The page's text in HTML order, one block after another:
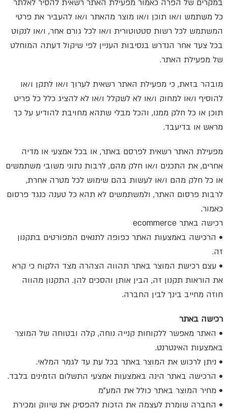
במקרים של הפרה כאמור מפעילת האתר רשאית להסיר לאלתר
כל משתמש ו/או תוכן ו/או מוצר מהאתר ו/או להעביר את פרטי
המשתמש לכל רשות סטטוטורית ו/או לכל גורם אחר, ו/או לנקוט
בכל צעד אחר הנדרש בנסיבות העניין לפי שיקול דעתה המוחלט
של מפעילת האתר.
מובהר בזאת, כי מפעילת האתר רשאית לערוך ו/או לתקן ו/או
להוסיף ו/או למחוק ו/או לא לשקלל ו/או לא להציג כלל כל פריט
תוכן או כל חלק ממנו, והכל מבלי שתהא מחויבת להודיע על כך
מראש או בדיעבד.
מפעילת האתר רשאית לפרסם באתר, או בכל אמצעי או מדיה
אחרים, את התכנים ו/או חלק מהם, לרבות נתוני משובי משתמשים
או כל חלק מהם ו/או לעשות בהם שימוש לכל מטרה אחרת,
לרבות פרסום האתר, ולמשתמשים לא תהא כל טענה כנגד פרסום
כאמור.
רכישה באתר ecommerce
• הרכישה באמצעות האתר כפופה לתנאים המפורטים בתקנון
זה.
• עצם רכישת המוצר באתר תהווה הצהרה מצד הלקוח כי קרא
את הוראות תקנון זה, הבין אותן והסכים להן. התקנון מהווה
חוזה מחייב בינך לבין החברה.
רכישה באתר
• האתר מאפשר ללקוחות קנייה נוחה, קלה ובטוחה של המוצר
באמצעות האינטרנט.
• ניתן לרכוש את המוצר באתר בכל עת עד לגמר המלאי.
• הרכישה באתר הינה באמצעות אמצעי התשלום הזמינים בלבד.
• מחיר המוצר באתר כולל את המע”מ
• החברה שומרת לעצמה את הזכות להפסיק את שיווק ומכירת